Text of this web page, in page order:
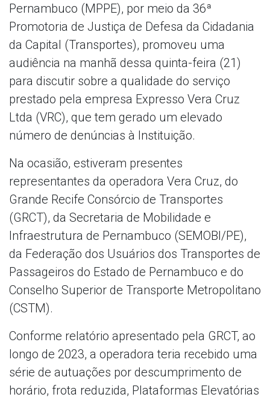
Pernambuco (MPPE), por meio da 36ª
Promotoria de Justiça de Defesa da Cidadania
da Capital (Transportes), promoveu uma
audiência na manhã dessa quinta-feira (21)
para discutir sobre a qualidade do serviço
prestado pela empresa Expresso Vera Cruz
Ltda (VRC), que tem gerado um elevado
número de denúncias à Instituição.
Na ocasião, estiveram presentes
representantes da operadora Vera Cruz, do
Grande Recife Consórcio de Transportes
(GRCT), da Secretaria de Mobilidade e
Infraestrutura de Pernambuco (SEMOBI/PE),
da Federação dos Usuários dos Transportes de
Passageiros do Estado de Pernambuco e do
Conselho Superior de Transporte Metropolitano
(CSTM).
Conforme relatório apresentado pela GRCT, ao
longo de 2023, a operadora teria recebido uma
série de autuações por descumprimento de
horário, frota reduzida, Plataformas Elevatórias